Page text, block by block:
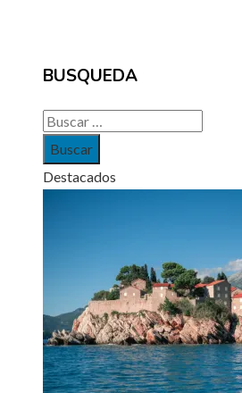
BUSQUEDA
Buscar:
Destacados